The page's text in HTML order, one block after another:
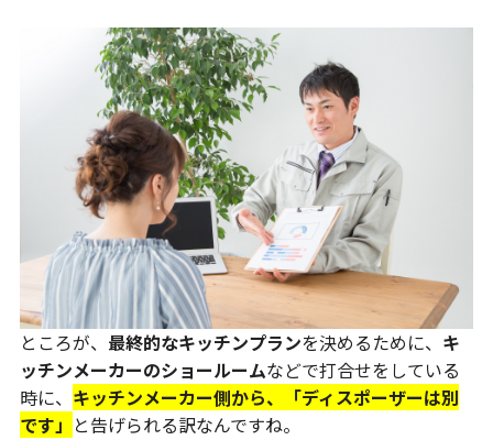
ところが、 最終的なキッチンプランを決めるために、 キ
ッチンメーカーのショールームなどで打合せをしている
時に、 キッチンメーカー側から、「ディスポーザーは別
です」 と告げられる訳なんですね。